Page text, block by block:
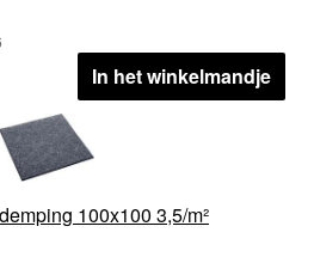
In het winkelmandje
100x100 3,5/m²